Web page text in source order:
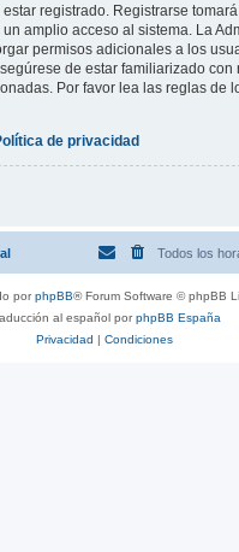
registrado. Registrarse
amplio acceso al sistema. La
permisos adicionales a los
de estar familiarizado con
Por favor lea las reglas de
de privacidad
Todos los
porphpBB® Forum Software © phpBB
al español porphpBB España
Privacidad | Condiciones